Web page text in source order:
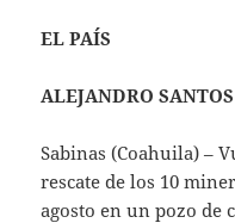
EL PAÍS
ALEJANDRO
Sabinas (Coahuila) –
rescate de los 10
agosto en un pozo de